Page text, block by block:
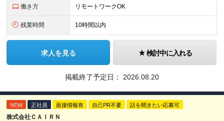
働き方 リモートワークOK
残業時間 10時間以内
求人を見る 検討中に入れる
掲載終了予定日： 2026.08.20
NEW 正社員 面接情報有 自己PR不要 話を聞きたい応募可
株式会社ＣＡＩＲＮ